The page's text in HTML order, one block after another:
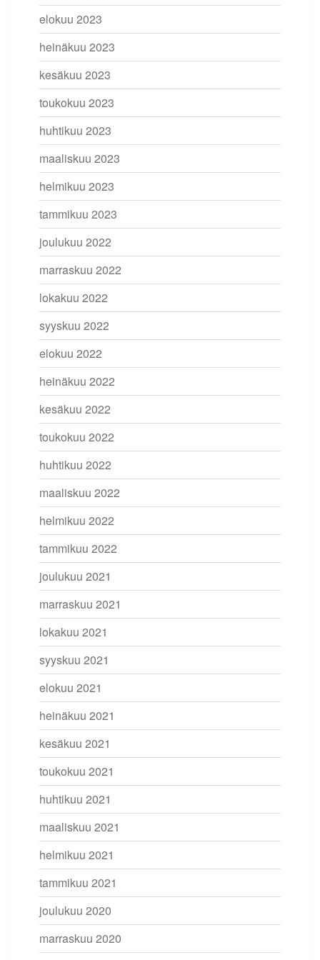
elokuu 2023
heinäkuu 2023
kesäkuu 2023
toukokuu 2023
huhtikuu 2023
maaliskuu 2023
helmikuu 2023
tammikuu 2023
joulukuu 2022
marraskuu 2022
lokakuu 2022
syyskuu 2022
elokuu 2022
heinäkuu 2022
kesäkuu 2022
toukokuu 2022
huhtikuu 2022
maaliskuu 2022
helmikuu 2022
tammikuu 2022
joulukuu 2021
marraskuu 2021
lokakuu 2021
syyskuu 2021
elokuu 2021
heinäkuu 2021
kesäkuu 2021
toukokuu 2021
huhtikuu 2021
maaliskuu 2021
helmikuu 2021
tammikuu 2021
joulukuu 2020
marraskuu 2020